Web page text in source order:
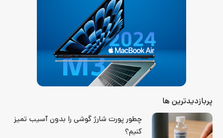
پربازدیدترین ها
چطور پورت شارژ گوشی را بدون آسیب تمیز
کنیم؟